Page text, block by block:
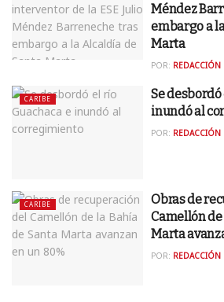
Méndez
embargo a
Marta
POR: REDACCIÓN
CARIBE
Se
inundó al
POR: REDACCIÓN
CARIBE
Obras de
Camellón
Marta
POR: REDACCIÓN